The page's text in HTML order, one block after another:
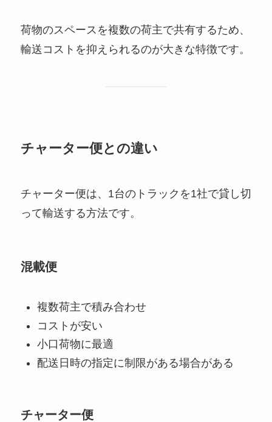
荷物のスペースを複数の荷主で共有するため、
輸送コストを抑えられるのが大きな特徴です。
チャーター便との違い
チャーター便は、1台のトラックを1社で貸し切
って輸送する方法です。
混載便
複数荷主で積み合わせ
コストが安い
小口荷物に最適
配送日時の指定に制限がある場合がある
チャーター便